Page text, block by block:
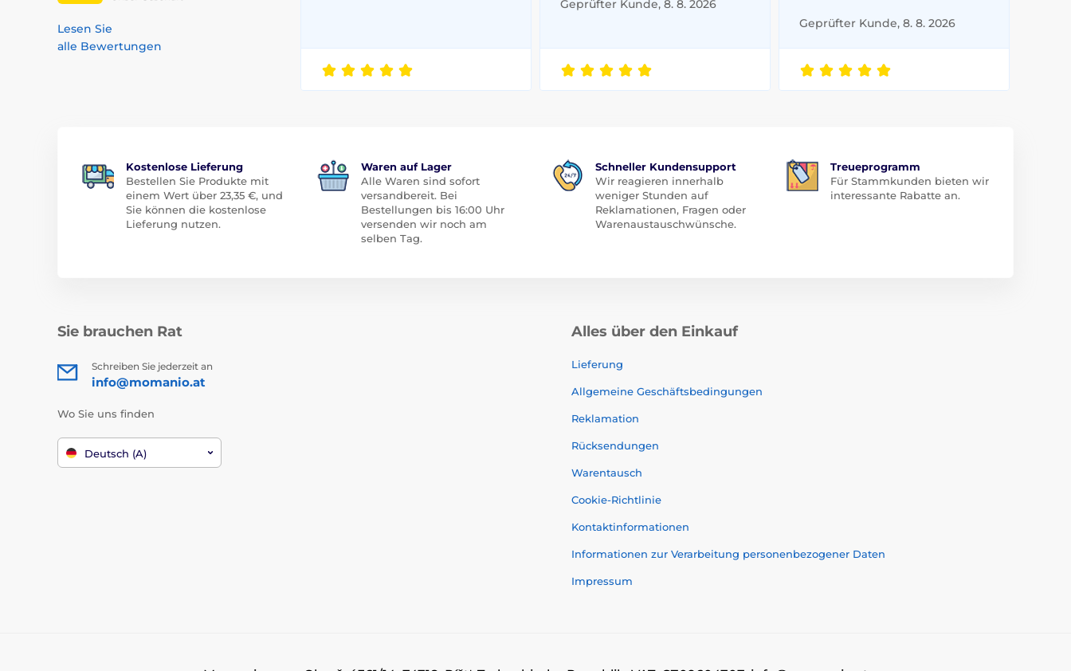
Lesen Sie
alle Bewertungen
Geprüfter Kunde, 8. 8. 2026
Geprüfter Kunde, 8. 8. 2026
Kostenlose Lieferung
Bestellen Sie Produkte mit
einem Wert über 23,35 €, und
Sie können die kostenlose
Lieferung nutzen.
Waren auf Lager
Alle Waren sind sofort
versandbereit. Bei
Bestellungen bis 16:00 Uhr
versenden wir noch am
selben Tag.
Schneller Kundensupport
Wir reagieren innerhalb
weniger Stunden auf
Reklamationen, Fragen oder
Warenaustauschwünsche.
Treueprogramm
Für Stammkunden bieten wir
interessante Rabatte an.
Sie brauchen Rat
Schreiben Sie jederzeit an
info@momanio.at
Wo Sie uns finden
Deutsch (A)
Alles über den Einkauf
Lieferung
Allgemeine Geschäftsbedingungen
Reklamation
Rücksendungen
Warentausch
Cookie-Richtlinie
Kontaktinformationen
Informationen zur Verarbeitung personenbezogener Daten
Impressum